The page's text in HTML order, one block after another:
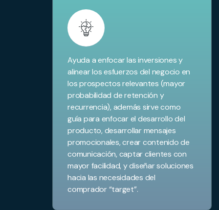
Ayuda a enfocar las inversiones y
alinear los esfuerzos del negocio en
los prospectos relevantes (mayor
probabilidad de retención y
recurrencia), además sirve como
guía para enfocar el desarrollo del
producto, desarrollar mensajes
promocionales, crear contenido de
comunicación, captar clientes con
mayor facilidad, y diseñar soluciones
hacia las necesidades del
comprador “target”.